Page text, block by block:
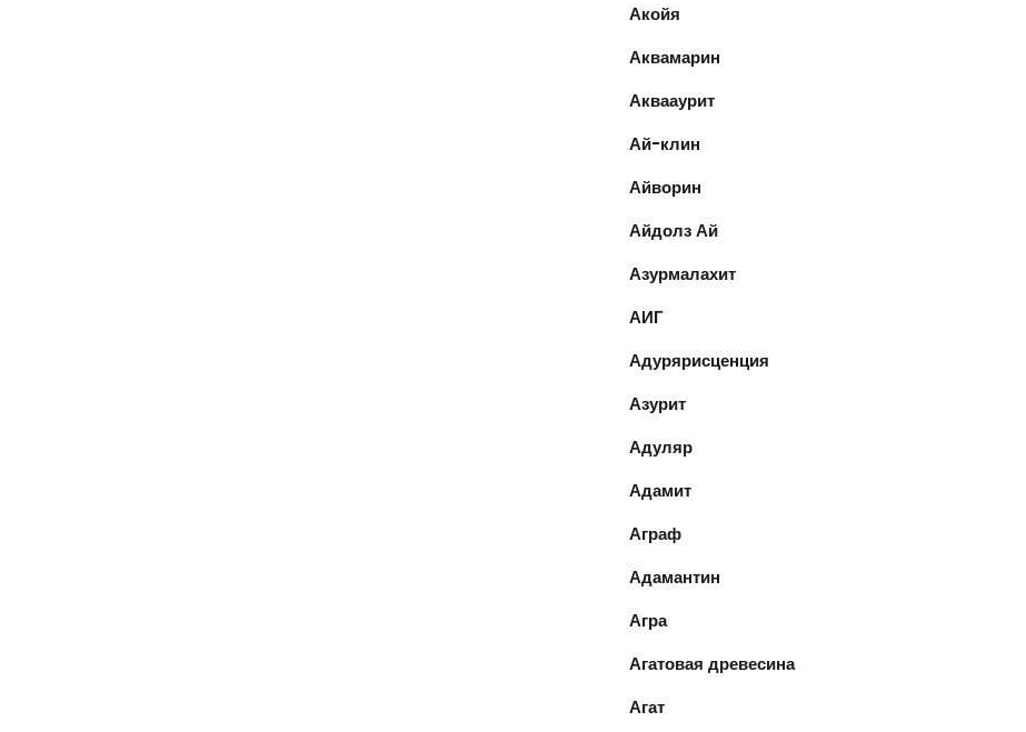
Акойя
Аквамарин
Аквааурит
Ай-клин
Айворин
Айдолз Ай
Азурмалахит
АИГ
Адурярисценция
Азурит
Адуляр
Адамит
Аграф
Адамантин
Агра
Агатовая древесина
Агат